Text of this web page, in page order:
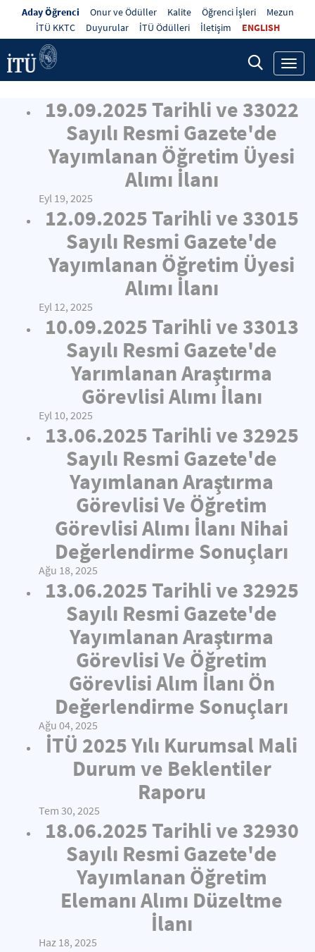
Aday Öğrenci Onur ve Ödüller Kalite Öğrenci İşleri
Mezun
İTÜ KKTC
Duyurular İTÜ Ödülleri İletişim ENGLISH
19.09.2025 Tarihli ve 33022
Sayılı Resmi Gazete'de
Yayımlanan Öğretim Üyesi
Alımı İlanı
Eyl 19, 2025
12.09.2025 Tarihli ve 33015
Sayılı Resmi Gazete'de
Yayımlanan Öğretim Üyesi
Alımı İlanı
Eyl 12, 2025
10.09.2025 Tarihli ve 33013
Sayılı Resmi Gazete'de
Yarımlanan Araştırma
Görevlisi Alımı İlanı
Eyl 10, 2025
13.06.2025 Tarihli ve 32925
Sayılı Resmi Gazete'de
Yayımlanan Araştırma
Görevlisi Ve Öğretim
Görevlisi Alımı İlanı Nihai
Değerlendirme Sonuçları
Ağu 18, 2025
13.06.2025 Tarihli ve 32925
Sayılı Resmi Gazete'de
Yayımlanan Araştırma
Görevlisi Ve Öğretim
Görevlisi Alım İlanı Ön
Değerlendirme Sonuçları
Ağu 04, 2025
İTÜ 2025 Yılı Kurumsal Mali
Durum ve Beklentiler
Raporu
Tem 30, 2025
18.06.2025 Tarihli ve 32930
Sayılı Resmi Gazete'de
Yayımlanan Öğretim
Elemanı Alımı Düzeltme
İlanı
Haz 18, 2025